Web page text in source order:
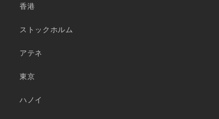
香港
ストックホルム
アテネ
東京
ハノイ